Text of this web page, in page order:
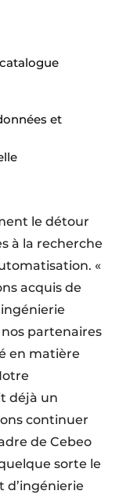
et
le détour
à la recherche
«
acquis de
partenaires
en matière
déjà un
continuer
de Cebeo
sorte le